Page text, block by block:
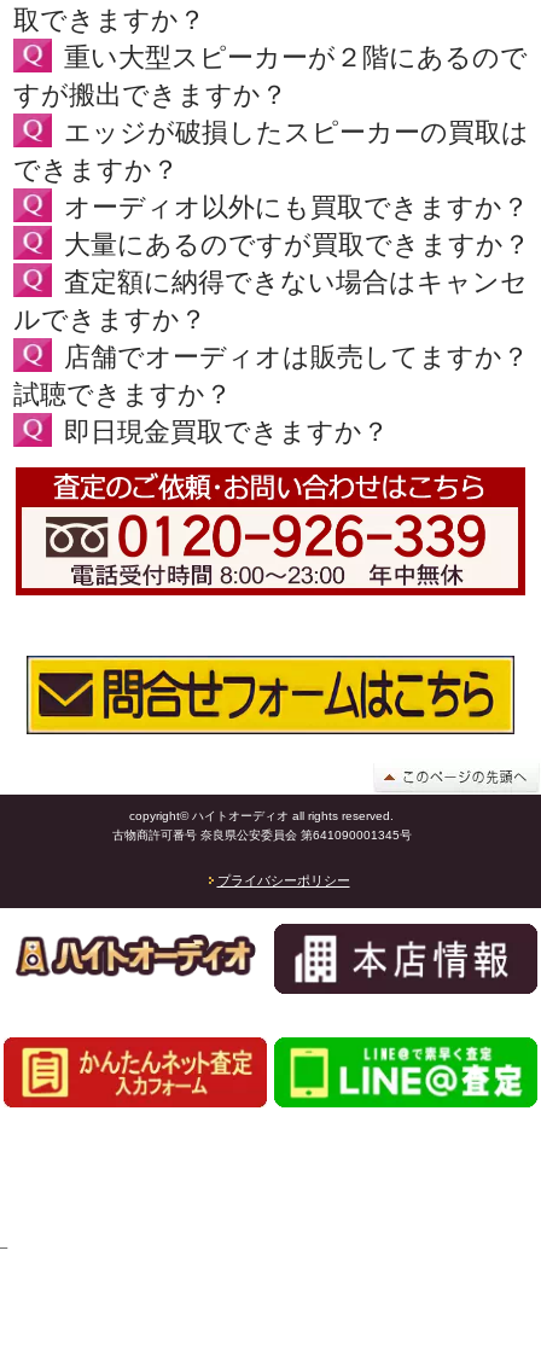
取できますか？
重い大型スピーカーが２階にあるので
すが搬出できますか？
エッジが破損したスピーカーの買取は
できますか？
オーディオ以外にも買取できますか？
大量にあるのですが買取できますか？
査定額に納得できない場合はキャンセ
ルできますか？
店舗でオーディオは販売してますか？
試聴できますか？
即日現金買取できますか？
copyright© ハイトオーディオ all rights reserved.
古物商許可番号 奈良県公安委員会 第641090001345号
プライバシーポリシー